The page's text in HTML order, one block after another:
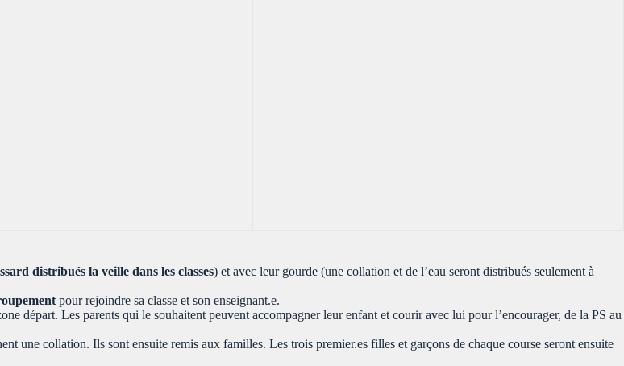
distribués la veille dans les classes) et avec leur gourde (une collation et de l’eau seront distribués seulement à
pour rejoindre sa classe et son enseignant.e.
départ. Les parents qui le souhaitent peuvent accompagner leur enfant et courir avec lui pour l’encourager, de la PS au
une collation. Ils sont ensuite remis aux familles. Les trois premier.es filles et garçons de chaque course seront ensuite